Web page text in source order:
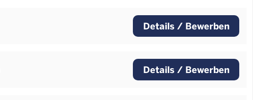
Details / Bewerben
Details / Bewerben